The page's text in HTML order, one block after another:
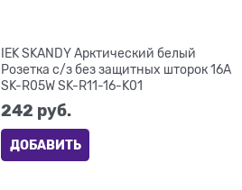
IEK SKANDY Арктический белый
Розетка с/з без защитных шторок 16А
SK-R05W SK-R11-16-K01
242 руб.
ДОБАВИТЬ